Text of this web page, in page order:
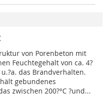
von Porenbeton mit
Feuchtegehalt von ca. 4?
das Brandverhalten.
gebundenes
zwischen 200?°C ?und...